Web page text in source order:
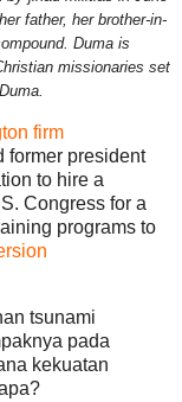
father, her brother-in-
Duma is
missionaries set
firm
former president
to hire a
Congress for a
programs to
tsunami
pada
kekuatan